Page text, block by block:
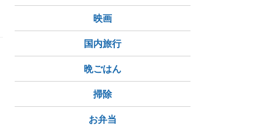
日記
映画
国内旅行
晩ごはん
掃除
お弁当